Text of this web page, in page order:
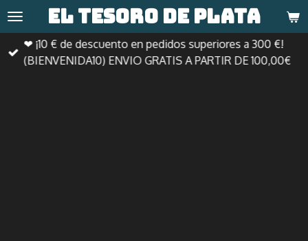
Ir
al
contenido
principal
El tesoro de plata
❤ ¡10 € de descuento en pedidos superiores a 300 €!
(BIENVENIDA10) ENVIO GRATIS A PARTIR DE 100,00€